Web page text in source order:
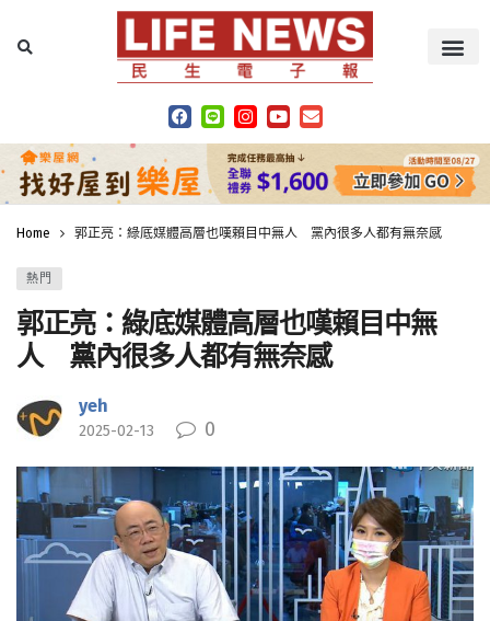
Home 郭正亮：綠底媒體高層也嘆賴目中無人 黨內很多人都有無奈感
熱門
郭正亮：綠底媒體高層也嘆賴目中無
人 黨內很多人都有無奈感
yeh
2025-02-13 0